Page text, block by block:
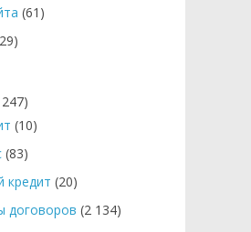
(61)
(10)
(83)
кредит (20)
договоров (2 134)